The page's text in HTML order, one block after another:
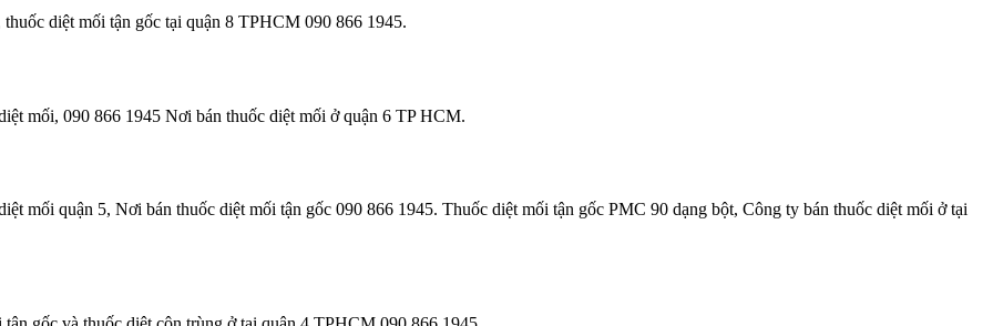
diệt mối tận gốc tại quận 8 TPHCM 090 866 1945.
mối, 090 866 1945 Nơi bán thuốc diệt mối ở quận 6 TP HCM.
mối quận 5, Nơi bán thuốc diệt mối tận gốc 090 866 1945. Thuốc diệt mối tận gốc PMC 90 dạng bột, Công ty bán thuốc diệt mối ở tại